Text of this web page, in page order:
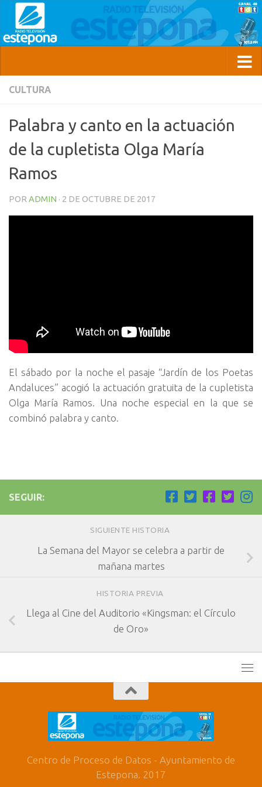
CULTURA
Palabra y canto en la actuación
de la cupletista Olga María
Ramos
POR ADMIN · 2 DE OCTUBRE DE 2017
El sábado por la noche el pasaje “Jardín de los Poetas
Andaluces” acogió la actuación gratuita de la cupletista
Olga María Ramos. Una noche especial en la que se
combinó palabra y canto.
SEGUIR:
SIGUIENTE HISTORIA
La Semana del Mayor se celebra a partir de
mañana martes
HISTORIA PREVIA
Llega al Cine del Auditorio «Kingsman: el Círculo
de Oro»
Centro de Proceso de Datos - Ayuntamiento de
Estepona. 2017